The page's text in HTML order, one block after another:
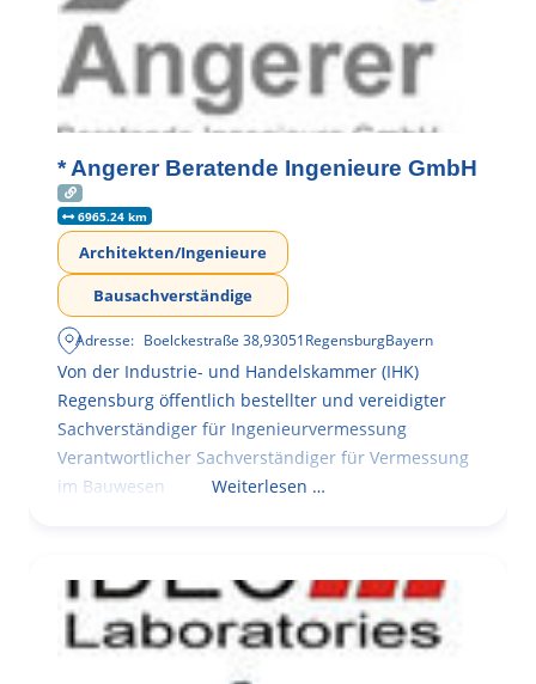
* Angerer Beratende Ingenieure GmbH
6965.24 km
Architekten/Ingenieure
Bausachverständige
Adresse: Boelckestraße 38,93051RegensburgBayern
Von der Industrie- und Handelskammer (IHK)
Regensburg öffentlich bestellter und vereidigter
Sachverständiger für Ingenieurvermessung
Verantwortlicher Sachverständiger für Vermessung
im Bauwesen
Weiterlesen …